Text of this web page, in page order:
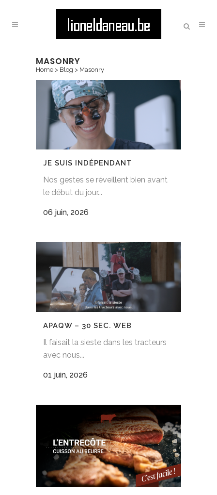
MASONRY
Home > Blog > Masonry
JE SUIS INDÉPENDANT
Nos gestes se réveillent bien avant
le début du jour...
06 juin, 2026
APAQW – 30 SEC. WEB
Il faisait la sieste dans les tracteurs
avec nous...
01 juin, 2026